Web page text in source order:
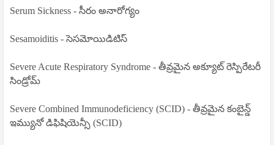
Serum Sickness - సీరం అనారోగ్యం
Sesamoiditis - సెసమోయిడిటిస్
Severe Acute Respiratory Syndrome - తీవ్రమైన అక్యూట్ రెస్పిరేటరీ
సిండ్రోమ్
Severe Combined Immunodeficiency (SCID) - తీవ్రమైన కంబైన్డ్
ఇమ్యునో డిఫిషియెన్సీ (SCID)